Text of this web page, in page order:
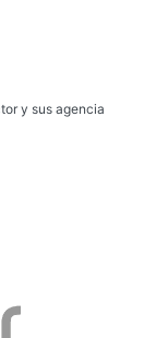
y sus agencia